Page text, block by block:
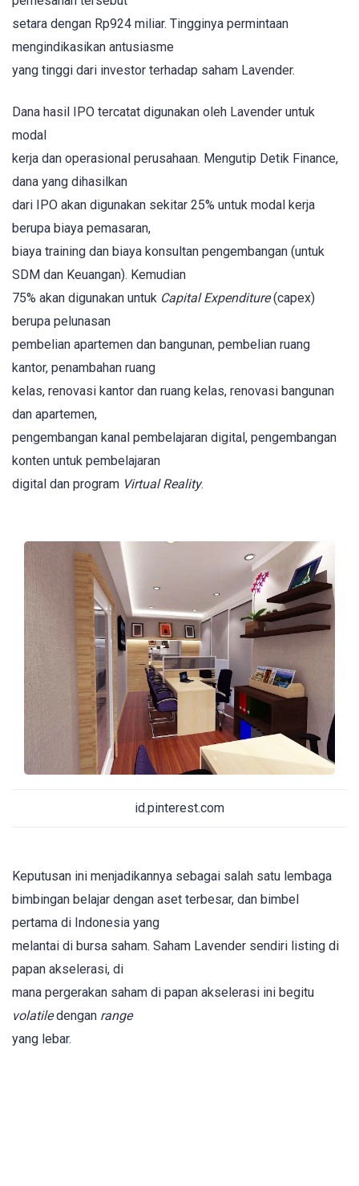
setara dengan Rp924 miliar. Tingginya permintaan
mengindikasikan antusiasme
yang tinggi dari investor terhadap saham Lavender.
Dana hasil IPO tercatat digunakan oleh Lavender untuk
modal
kerja dan operasional perusahaan. Mengutip Detik Finance,
dana yang dihasilkan
dari IPO akan digunakan sekitar 25% untuk modal kerja
berupa biaya pemasaran,
biaya training dan biaya konsultan pengembangan (untuk
SDM dan Keuangan). Kemudian
75% akan digunakan untuk Capital Expenditure(capex)
berupa pelunasan
pembelian apartemen dan bangunan, pembelian ruang
kantor, penambahan ruang
kelas, renovasi kantor dan ruang kelas, renovasi bangunan
dan apartemen,
pengembangan kanal pembelajaran digital, pengembangan
konten untuk pembelajaran
digital dan program Virtual Reality.
id.pinterest.com
Keputusan ini menjadikannya sebagai salah satu lembaga
bimbingan belajar dengan aset terbesar, dan bimbel
pertama di Indonesia yang
melantai di bursa saham. Saham Lavender sendiri listing di
papan akselerasi, di
mana pergerakan saham di papan akselerasi ini begitu
volatiledengan range
yang lebar.